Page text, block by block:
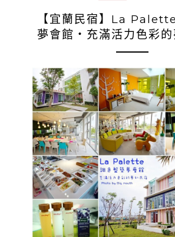
【宜蘭民宿】La
夢會館‧充滿活力色彩的